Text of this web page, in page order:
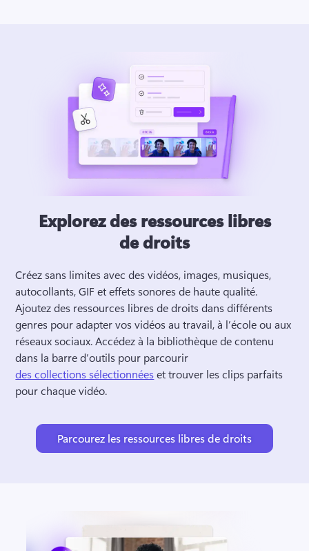
Explorez des ressources libres
de droits
Créez sans limites avec des vidéos, images, musiques,
Ajoutez des ressources libres de droits dans différents
genres pour adapter vos vidéos au travail, à l’école ou aux
réseaux sociaux. Accédez à la bibliothèque de contenu
dans la barre d’outils pour parcourir
des collections sélectionnées et trouver les clips parfaits
pour chaque vidéo.
Parcourez les ressources libres de droits